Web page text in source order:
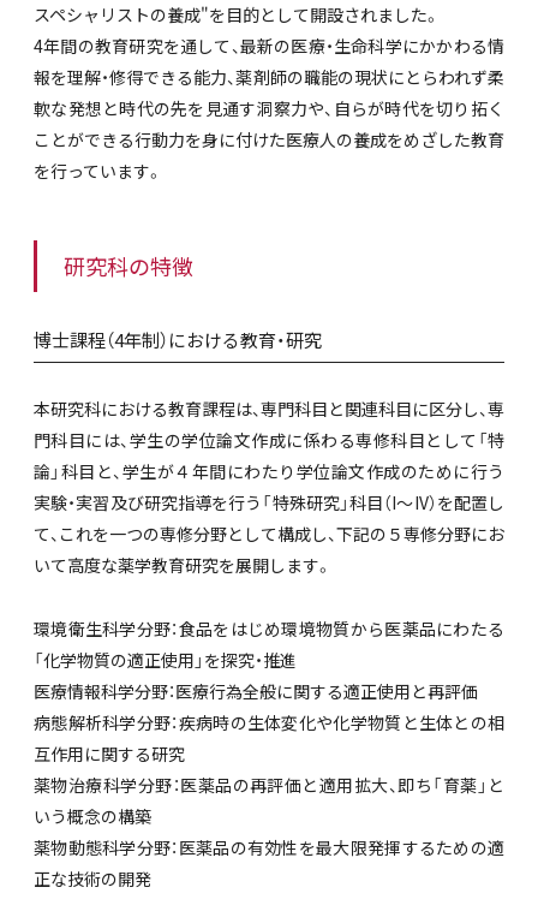
スペシャリストの養成"を目的として開設されました。
4年間の教育研究を通して、最新の医療・生命科学にかかわる情
報を理解・修得できる能力、薬剤師の職能の現状にとらわれず柔
軟な発想と時代の先を見通す洞察力や、自らが時代を切り拓く
ことができる行動力を身に付けた医療人の養成をめざした教育
を行っています。
研究科の特徴
博士課程（4年制）における教育・研究
本研究科における教育課程は、専門科目と関連科目に区分し、専
門科目には、学生の学位論文作成に係わる専修科目として「特
論」科目と、学生が４年間にわたり学位論文作成のために行う
実験・実習及び研究指導を行う「特殊研究」科目（I～IV）を配置し
て、これを一つの専修分野として構成し、下記の５専修分野にお
いて高度な薬学教育研究を展開します。
環境衛生科学分野：食品をはじめ環境物質から医薬品にわたる
「化学物質の適正使用」を探究・推進
医療情報科学分野：医療行為全般に関する適正使用と再評価
病態解析科学分野：疾病時の生体変化や化学物質と生体との相
互作用に関する研究
薬物治療科学分野：医薬品の再評価と適用拡大、即ち「育薬」と
いう概念の構築
薬物動態科学分野：医薬品の有効性を最大限発揮するための適
正な技術の開発